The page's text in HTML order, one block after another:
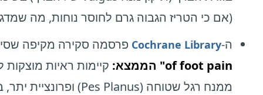
(אם כי הטריז הגבוה גרם לחוסר נוחות, מה
ה-Cochrane Library פרסמה סקירה מקיפה
of foot pain"
הממצא: קיימות ראיות
ממנח רגל שטוחה (Pes Planus) ופרונציית יתר, במיוחד בשימוש ארוך טווח.